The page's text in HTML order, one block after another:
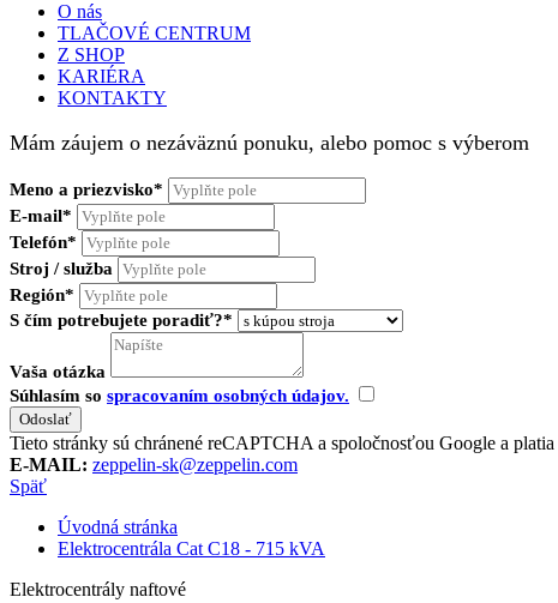
O nás
TLAČOVÉ CENTRUM
Z SHOP
KARIÉRA
KONTAKTY
Mám záujem o nezáväznú ponuku, alebo pomoc s výberom
Meno a priezvisko*
E-mail*
Telefón*
Stroj / služba
Región*
S čím potrebujete poradiť?*
Vaša otázka
Súhlasím so spracovaním osobných údajov.
Tieto stránky sú chránené reCAPTCHA a spoločnosťou Google a platia
E-MAIL: zeppelin-sk@zeppelin.com
Späť
Úvodná stránka
Elektrocentrála Cat C18 - 715 kVA
Elektrocentrály naftové